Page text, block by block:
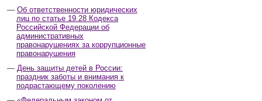
Об ответственности юридических
лиц по статье 19.28 Кодекса
Российской Федерации об
административных
правонарушениях за коррупционные
правонарушения
День защиты детей в России:
праздник заботы и внимания к
подрастающему поколению